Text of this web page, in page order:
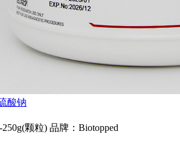
酸钠
颗粒) 品牌：Biotopped